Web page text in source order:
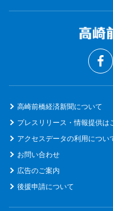
高崎前橋経済新聞について
プレスリリース・情報提供は
アクセスデータの利用につい
お問い合わせ
広告のご案内
後援申請について